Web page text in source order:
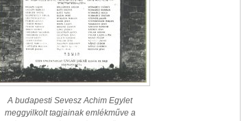
A budapesti Sevesz Achim Egylet
meggyilkolt tagjainak emlékműve a